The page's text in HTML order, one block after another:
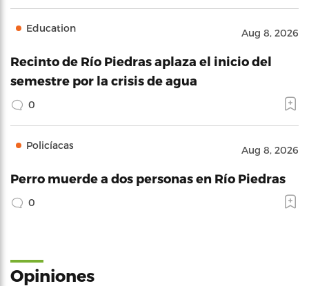
Education Aug 8, 2026
Recinto de Río Piedras aplaza el inicio del
semestre por la crisis de agua
0
Policíacas Aug 8, 2026
Perro muerde a dos personas en Río Piedras
0
Opiniones